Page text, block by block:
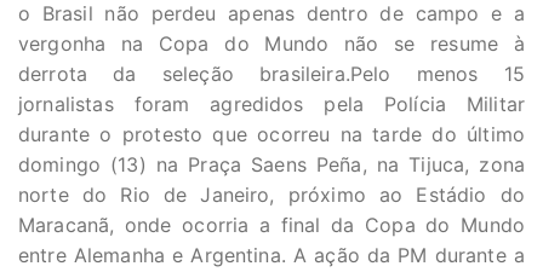
o Brasil não perdeu apenas dentro de campo e a
vergonha na Copa do Mundo não se resume à
derrota da seleção brasileira.Pelo menos 15
jornalistas foram agredidos pela Polícia Militar
durante o protesto que ocorreu na tarde do último
domingo (13) na Praça Saens Peña, na Tijuca, zona
norte do Rio de Janeiro, próximo ao Estádio do
Maracanã, onde ocorria a final da Copa do Mundo
entre Alemanha e Argentina. A ação da PM durante a